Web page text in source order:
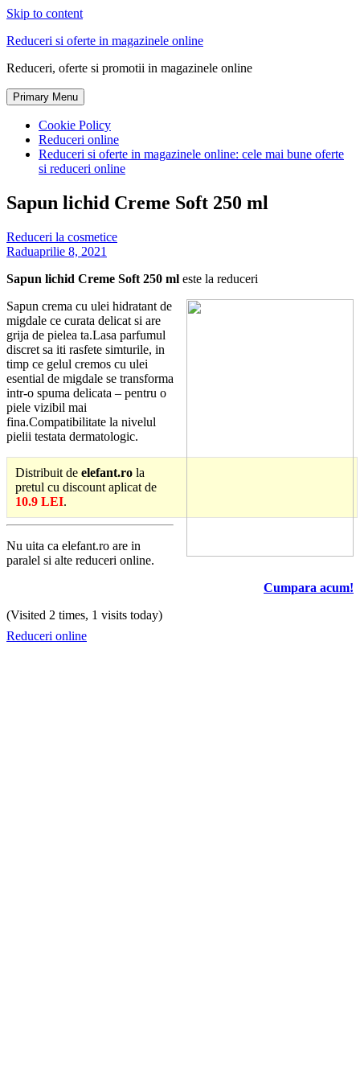
Skip to content
Reduceri si oferte in magazinele online
Reduceri, oferte si promotii in magazinele online
Primary Menu
Cookie Policy
Reduceri online
Reduceri si oferte in magazinele online: cele mai bune oferte
si reduceri online
Sapun lichid Creme Soft 250 ml
Reduceri la cosmetice
Raduaprilie 8, 2021
Sapun lichid Creme Soft 250 ml este la reduceri
Sapun crema cu ulei hidratant de
migdale ce curata delicat si are
grija de pielea ta.Lasa parfumul
discret sa iti rasfete simturile, in
timp ce gelul cremos cu ulei
esential de migdale se transforma
intr-o spuma delicata – pentru o
piele vizibil mai
fina.Compatibilitate la nivelul
pielii testata dermatologic.
Distribuit de elefant.ro la
pretul cu discount aplicat de
10.9 LEI.
Nu uita ca elefant.ro are in
paralel si alte reduceri online.
Cumpara acum!
(Visited 2 times, 1 visits today)
Reduceri online